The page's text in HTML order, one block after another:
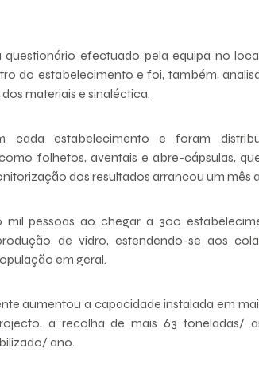
efectuado pela equipa no
do estabelecimento e foi, também,
materiais e sinaléctica.
estabelecimento e foram
folhetos, aventais e abre-cápsulas,
dos resultados arrancou um mês
pessoas ao chegar a 300
de vidro, estendendo-se aos
em geral.
aumentou a capacidade instalada em
a recolha de mais 63 toneladas/
ano.